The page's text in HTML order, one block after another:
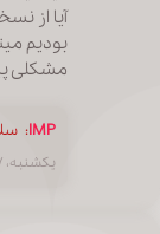
مشکلی
IMP
:
یکشنبه، ۷ مرداد ۱۴۰۳